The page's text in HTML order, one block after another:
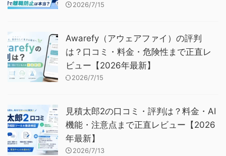
2026/7/15
Awarefy（アウェアファイ）の評判
は？口コミ・料金・危険性まで正直レ
ビュー【2026年最新】
2026/7/15
見積太郎2の口コミ・評判は？料金・AI
機能・注意点まで正直レビュー【2026
年最新】
2026/7/13